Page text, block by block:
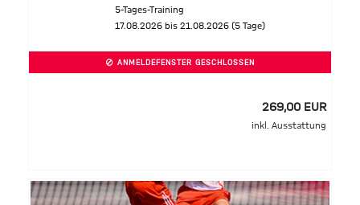
5-Tages-Training
17.08.2026 bis 21.08.2026 (5 Tage)
ANMELDEFENSTER GESCHLOSSEN
269,00 EUR
inkl. Ausstattung